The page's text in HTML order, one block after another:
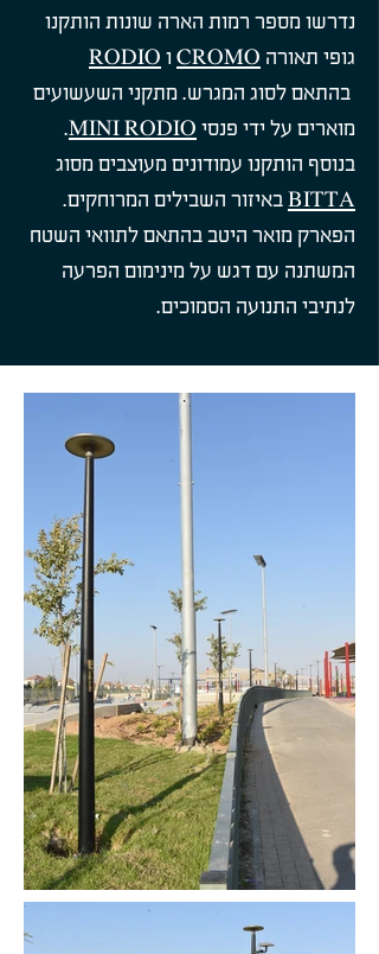
נדרשו מספר רמות הארה שונות הותקנו
גופי תאורה CROMO ו RODIO
בהתאם לסוג המגרש. מתקני השעשועים
מוארים על ידי פנסי MINI RODIO
.
בנוסף הותקנו עמודונים מעוצבים מסוג
BITTAבאיזור השבילים המרוחקים.
הפארק מואר היטב בהתאם לתוואי השטח
המשתנה עם דגש על מינימום הפרעה
לנתיבי התנועה הסמוכים.